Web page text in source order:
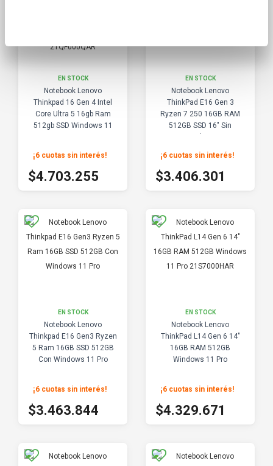
EN STOCK
Notebook Lenovo
Thinkpad 16 Gen 4 Intel
Core Ultra 5 16gb Ram
512gb SSD Windows 11
¡6 cuotas sin interés!
$5.225.839
$4.703.255
EN STOCK
Notebook Lenovo
ThinkPad E16 Gen 3
Ryzen 7 250 16GB RAM
512GB SSD 16" Sin
¡6 cuotas sin interés!
$3.784.779
$3.406.301
EN STOCK
Notebook Lenovo
Thinkpad E16 Gen3 Ryzen
5 Ram 16GB SSD 512GB
Con Windows 11 Pro
¡6 cuotas sin interés!
$3.848.715
$3.463.844
EN STOCK
Notebook Lenovo
ThinkPad L14 Gen 6 14"
16GB RAM 512GB
Windows 11 Pro
¡6 cuotas sin interés!
$4.810.745
$4.329.671